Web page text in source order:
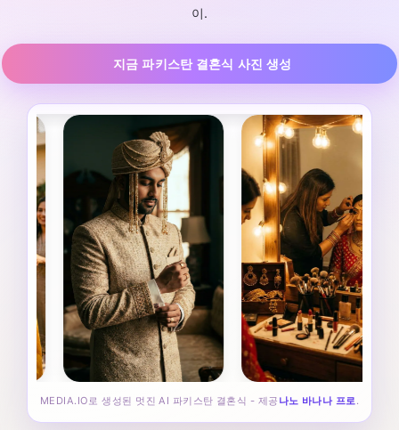
이.
지금 파키스탄 결혼식 사진 생성
MEDIA.IO로 생성된 멋진 AI 파키스탄 결혼식 - 제공 나노 바나나 프로.